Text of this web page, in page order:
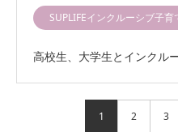
SUPLIFEインクルーシブ子育
高校生、大学生とインクル
1 2 3